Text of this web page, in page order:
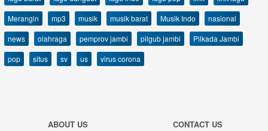
Merangin
mp3 musik musik barat Musik Indo
nasional
news
olahraga pemprov jambi pilgub jambi
Pilkada Jambi
pop
situs sv us virus corona
ABOUT US
CONTACT US